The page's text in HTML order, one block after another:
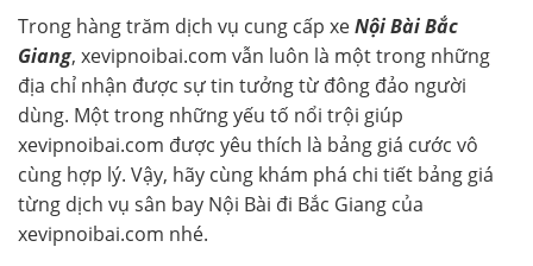
Trong hàng trăm dịch vụ cung cấp xeNội Bài Bắc
Giang, xevipnoibai.com vẫn luôn là một trong những
địa chỉ nhận được sự tin tưởng từ đông đảo người
dùng. Một trong những yếu tố nổi trội giúp
xevipnoibai.com được yêu thích là bảng giá cước vô
cùng hợp lý. Vậy, hãy cùng khám phá chi tiết bảng giá
từng dịch vụ sân bay Nội Bài đi Bắc Giang của
xevipnoibai.com nhé.